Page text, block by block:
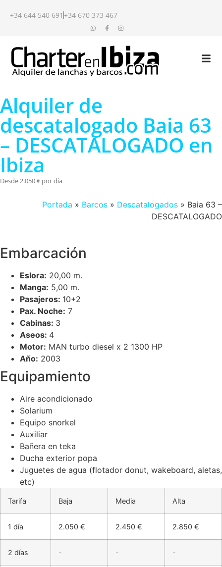
+34 644 540 691 +34 670 373 467
Alquiler de
descatalogado Baia 63
– DESCATALOGADO en
Ibiza
Desde 2.050 € por día
Portada » Barcos » Descatalogados » Baia 63 –
DESCATALOGADO
Embarcación
Eslora: 20,00 m.
Manga: 5,00 m.
Pasajeros: 10+2
Pax. Noche: 7
Cabinas: 3
Aseos: 4
Motor: MAN turbo diesel x 2 1300 HP
Año: 2003
Equipamiento
Aire acondicionado
Solarium
Equipo snorkel
Auxiliar
Bañera en teka
Ducha exterior popa
Juguetes de agua (flotador donut, wakeboard, aletas,
etc)
Tarifa Baja Media Alta
1 día 2.050 € 2.450 € 2.850 €
2 días - - -